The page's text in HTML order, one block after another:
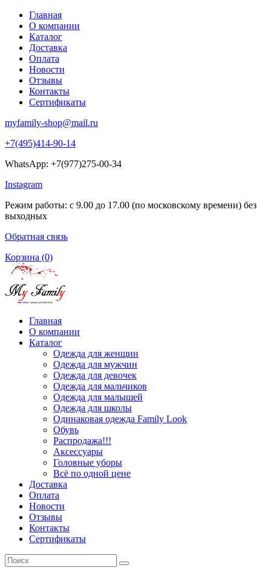
Главная
О компании
Каталог
Доставка
Оплата
Новости
Отзывы
Контакты
Сертификаты
myfamily-shop@mail.ru
+7(495)414-90-14
WhatsApp: +7(977)275-00-34
Instagram
Режим работы: с 9.00 до 17.00 (по московскому времени) без
выходных
Обратная связь
Корзина (0)
Главная
О компании
Каталог
Одежда для женщин
Одежда для мужчин
Одежда для девочек
Одежда для мальчиков
Одежда для малышей
Одежда для школы
Одинаковая одежда Family Look
Обувь
Распродажа!!!
Аксессуары
Головные уборы
Всё по одной цене
Доставка
Оплата
Новости
Отзывы
Контакты
Сертификаты